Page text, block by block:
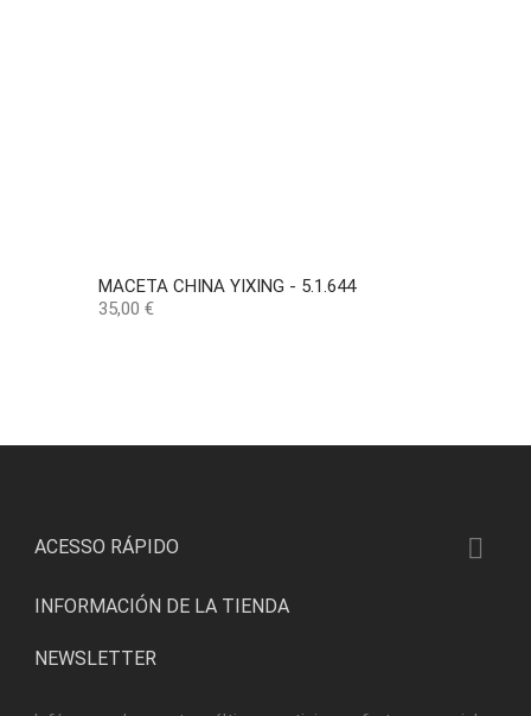
MACETA CHINA YIXING - 5.1.644
Precio
35,00 €
ACESSO RÁPIDO 
INFORMACIÓN DE LA TIENDA
NEWSLETTER